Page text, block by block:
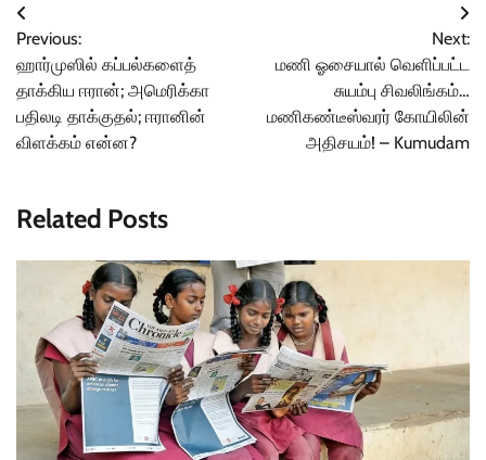
Post
navigation
Previous:
ஹார்முஸில் கப்பல்களைத்
தாக்கிய ஈரான்; அமெரிக்கா
பதிலடி தாக்குதல்; ஈரானின்
விளக்கம் என்ன?
Next:
மணி ஓசையால் வெளிப்பட்ட
சுயம்பு சிவலிங்கம்…
மணிகண்டீஸ்வரர் கோயிலின்
அதிசயம்! – Kumudam
Related Posts